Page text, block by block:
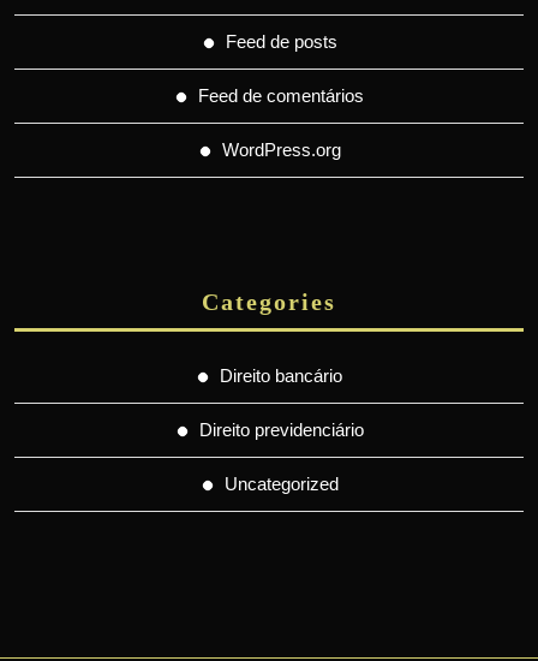
Feed de posts
Feed de comentários
WordPress.org
Categories
Direito bancário
Direito previdenciário
Uncategorized